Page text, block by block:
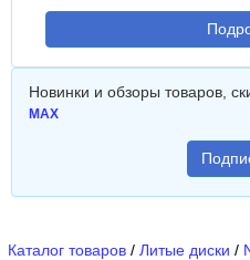
Новинки и обзоры товаров,
MAX
Каталог товаров / Литые диски /